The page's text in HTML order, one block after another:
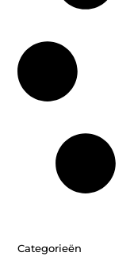
Categorieën